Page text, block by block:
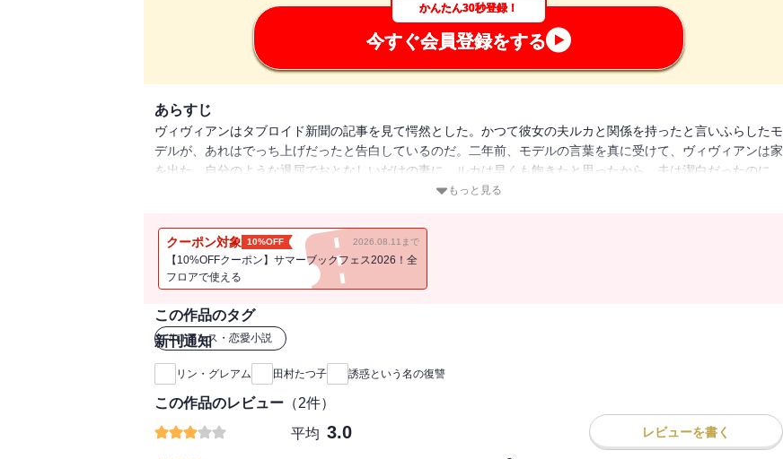
かんたん30秒登録！
今すぐ会員登録をする
あらすじ
ヴィヴィアンはタブロイド新聞の記事を見て愕然とした。かつて彼女の夫ルカと関係を持ったと言いふらしたモ
デルが、あれはでっち上げだったと告白しているのだ。二年前、モデルの言葉を真に受けて、ヴィヴィアンは家
を出た。自分のような退屈でおとなしいだけの妻に、ルカは早くも飽きたと思ったから。夫は潔白だったのに、
なんてひどいことをしてしまったの！ヴィヴィアンはいてもたってもいられず、ルカに会いに行った。だが久し
もっと見る
クーポン対象 10%OFF 2026.08.11まで
【10%OFFクーポン】サマーブックフェス2026！全
フロアで使える
この作品のタグ
#ロマンス・恋愛小説
新刊通知
リン・グレアム 田村たつ子 誘惑という名の復讐
この作品のレビュー （2件）
平均 3.0 レビューを書く